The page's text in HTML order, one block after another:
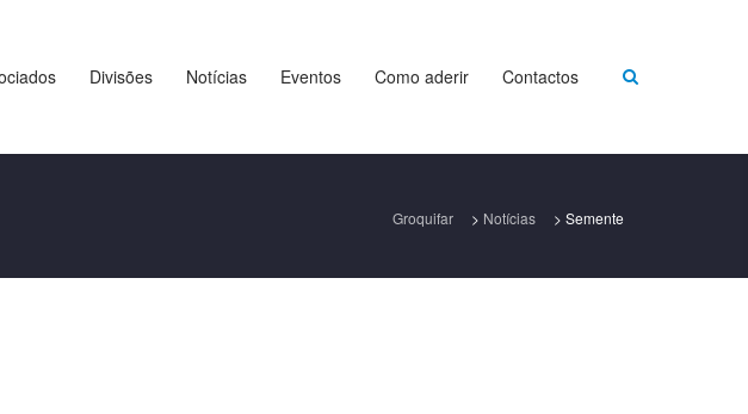
Divisões Notícias Eventos Como aderir Contactos
Groquifar > Notícias > Semente